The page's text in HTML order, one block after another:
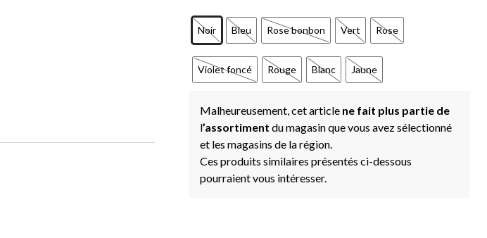
Noir Bleu Rose bonbon Vert Rose
Violet foncé Rouge Blanc Jaune
Malheureusement, cet article ne fait plus partie de
l’assortiment du magasin que vous avez sélectionné
et les magasins de la région.
Ces produits similaires présentés ci-dessous
pourraient vous intéresser.